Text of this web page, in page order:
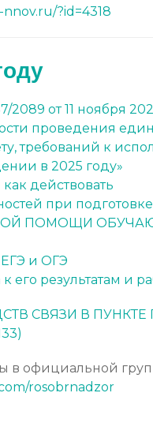
?id=4318
от 11 ноября
проведения
требований к
в 2025 году»
действовать
при
ПОМОЩИ
и ОГЭ
его результатам и
СВЯЗИ В
в официальной
rosobrnadzor